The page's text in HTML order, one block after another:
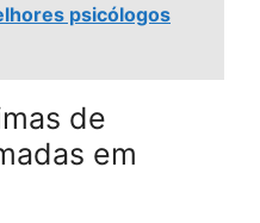
psicólogos
de
em